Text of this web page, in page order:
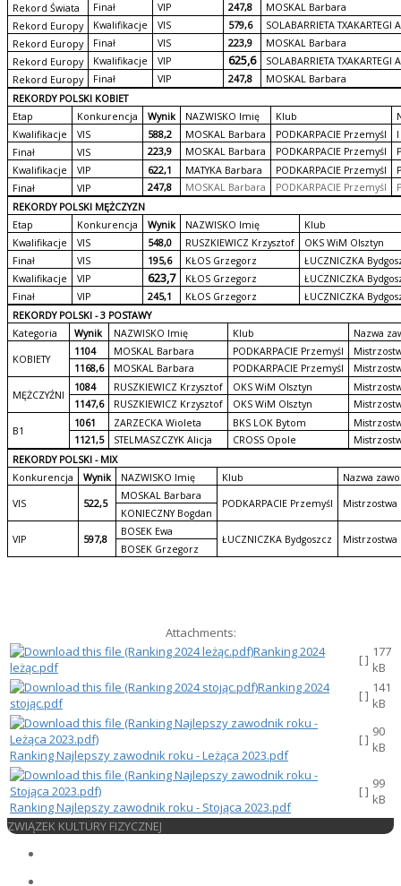
Rekord Świata
Finał VIP 247,8
MOSKAL Barbara
Rekord Europy
Kwalifikacje VIS 579,6
SOLABARRIETA TXAKARTEGI
Rekord Europy
Finał VIS 223,9
MOSKAL Barbara
Rekord Europy
Kwalifikacje VIP 625,6
SOLABARRIETA TXAKARTEGI
Rekord Europy
Finał VIP 247,8
MOSKAL Barbara
REKORDY POLSKI KOBIET
Etap
Konkurencja Wynik NAZWISKO Imię Klub
Kwalifikacje
VIS 588,2 MOSKAL Barbara PODKARPACIE Przemyśl
Finał
VIS 223,9 MOSKAL Barbara PODKARPACIE Przemyśl
Kwalifikacje
VIP 622,1 MATYKA Barbara PODKARPACIE Przemyśl
Finał
VIP 247,8 MOSKAL Barbara PODKARPACIE Przemyśl
REKORDY POLSKI MĘŻCZYZN
Etap
Konkurencja Wynik NAZWISKO Imię
Klub
Kwalifikacje
VIS 548,0 RUSZKIEWICZ Krzysztof
OKS WiM Olsztyn
Finał
VIS 195,6 KŁOS Grzegorz
ŁUCZNICZKA
Kwalifikacje
VIP 623,7 KŁOS Grzegorz
ŁUCZNICZKA
Finał
VIP 245,1 KŁOS Grzegorz
ŁUCZNICZKA
REKORDY POLSKI - 3 POSTAWY
Kategoria
Wynik NAZWISKO Imię Klub Nazwa
KOBIETY
1104 MOSKAL Barbara PODKARPACIE Przemyśl
1168,6
MOSKAL Barbara PODKARPACIE Przemyśl
MĘŻCZYŹNI
1084 RUSZKIEWICZ Krzysztof OKS WiM Olsztyn
1147,6
RUSZKIEWICZ Krzysztof OKS WiM Olsztyn
B1
1061 ZARZECKA Wioleta BKS LOK Bytom
1121,5
STELMASZCZYK Alicja CROSS Opole
REKORDY POLSKI - MIX
Konkurencja
Wynik NAZWISKO Imię Klub Nazwa
VIS 522,5
MOSKAL Barbara
PODKARPACIE Przemyśl Mistrzostwa
KONIECZNY Bogdan
VIP 597,8
BOSEK Ewa
ŁUCZNICZKA Bydgoszcz Mistrzostwa
BOSEK Grzegorz
Attachments:
Ranking 2024
leżąc.pdf
[ ] 177
kB
Ranking 2024
stojąc.pdf
[ ] 141
kB
Ranking Najlepszy zawodnik roku - Leżąca 2023.pdf
[ ] 90
kB
Ranking Najlepszy zawodnik roku - Stojąca 2023.pdf
[ ] 99
kB
ZWIĄZEK KULTURY FIZYCZNEJ